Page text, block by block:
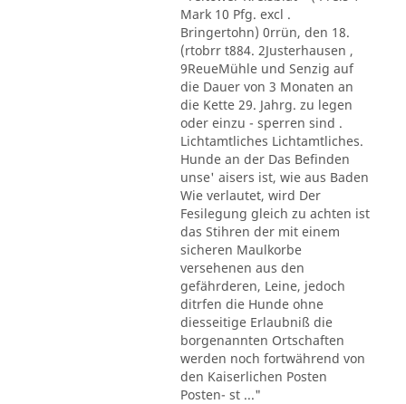
Mark 10 Pfg. excl .
Bringertohn) 0rrün, den 18.
(rtobrr t884. 2Justerhausen ,
9ReueMühle und Senzig auf
die Dauer von 3 Monaten an
die Kette 29. Jahrg. zu legen
oder einzu - sperren sind .
Lichtamtliches Lichtamtliches.
Hunde an der Das Befinden
unse' aisers ist, wie aus Baden
Wie verlautet, wird Der
Fesilegung gleich zu achten ist
das Stihren der mit einem
sicheren Maulkorbe
versehenen aus den
gefährderen, Leine, jedoch
ditrfen die Hunde ohne
diesseitige Erlaubniß die
borgenannten Ortschaften
werden noch fortwährend von
den Kaiserlichen Posten
Posten- st ..."